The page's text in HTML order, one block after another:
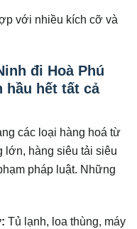
với nhiều kích cỡ và
đi Hoà Phú
hầu hết tất cả
các loại hàng hoá từ
lớn, hàng siêu tải siêu
pháp luật. Những
Tủ lạnh, loa thùng, máy